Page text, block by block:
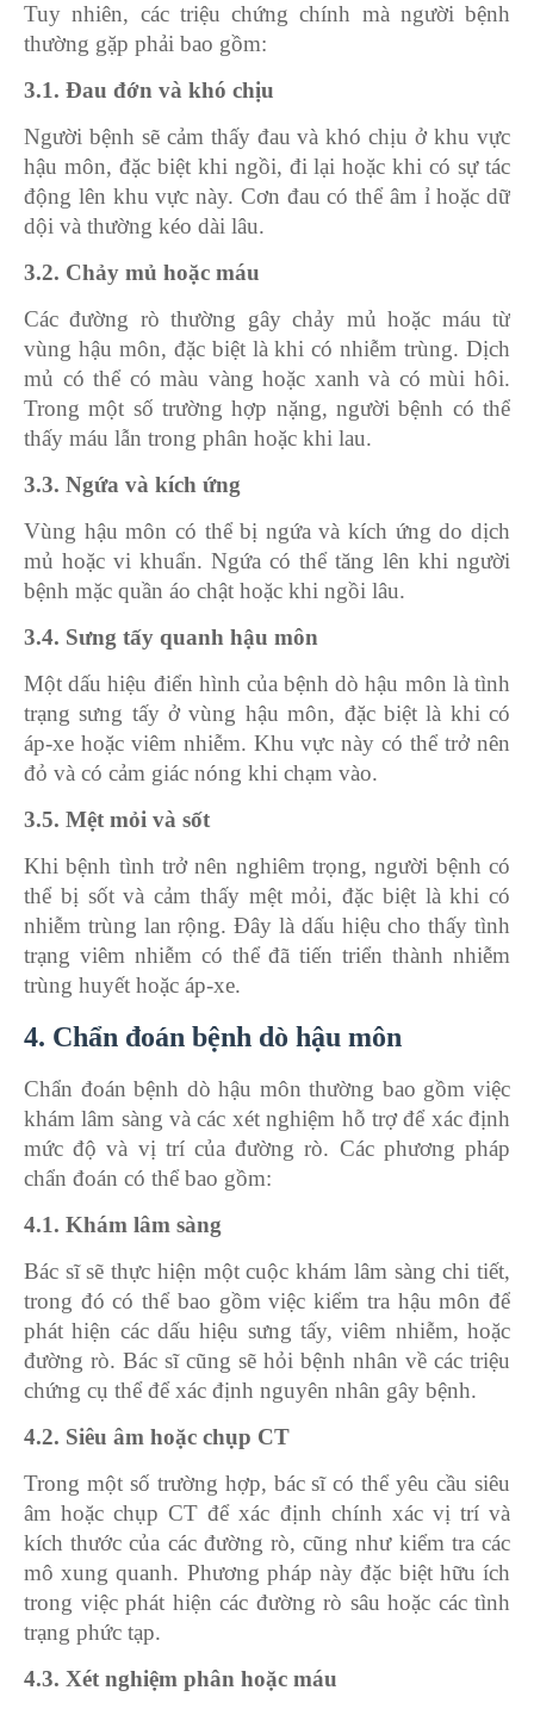
Tuy nhiên, các triệu chứng chính mà người bệnh
thường gặp phải bao gồm:
3.1. Đau đớn và khó chịu
Người bệnh sẽ cảm thấy đau và khó chịu ở khu vực
hậu môn, đặc biệt khi ngồi, đi lại hoặc khi có sự tác
động lên khu vực này. Cơn đau có thể âm ỉ hoặc dữ
dội và thường kéo dài lâu.
3.2. Chảy mủ hoặc máu
Các đường rò thường gây chảy mủ hoặc máu từ
vùng hậu môn, đặc biệt là khi có nhiễm trùng. Dịch
mủ có thể có màu vàng hoặc xanh và có mùi hôi.
Trong một số trường hợp nặng, người bệnh có thể
thấy máu lẫn trong phân hoặc khi lau.
3.3. Ngứa và kích ứng
Vùng hậu môn có thể bị ngứa và kích ứng do dịch
mủ hoặc vi khuẩn. Ngứa có thể tăng lên khi người
bệnh mặc quần áo chật hoặc khi ngồi lâu.
3.4. Sưng tấy quanh hậu môn
Một dấu hiệu điển hình của bệnh dò hậu môn là tình
trạng sưng tấy ở vùng hậu môn, đặc biệt là khi có
áp-xe hoặc viêm nhiễm. Khu vực này có thể trở nên
đỏ và có cảm giác nóng khi chạm vào.
3.5. Mệt mỏi và sốt
Khi bệnh tình trở nên nghiêm trọng, người bệnh có
thể bị sốt và cảm thấy mệt mỏi, đặc biệt là khi có
nhiễm trùng lan rộng. Đây là dấu hiệu cho thấy tình
trạng viêm nhiễm có thể đã tiến triển thành nhiễm
trùng huyết hoặc áp-xe.
4. Chẩn đoán bệnh dò hậu môn
Chẩn đoán bệnh dò hậu môn thường bao gồm việc
khám lâm sàng và các xét nghiệm hỗ trợ để xác định
mức độ và vị trí của đường rò. Các phương pháp
chẩn đoán có thể bao gồm:
4.1. Khám lâm sàng
Bác sĩ sẽ thực hiện một cuộc khám lâm sàng chi tiết,
trong đó có thể bao gồm việc kiểm tra hậu môn để
phát hiện các dấu hiệu sưng tấy, viêm nhiễm, hoặc
đường rò. Bác sĩ cũng sẽ hỏi bệnh nhân về các triệu
chứng cụ thể để xác định nguyên nhân gây bệnh.
4.2. Siêu âm hoặc chụp CT
Trong một số trường hợp, bác sĩ có thể yêu cầu siêu
âm hoặc chụp CT để xác định chính xác vị trí và
kích thước của các đường rò, cũng như kiểm tra các
mô xung quanh. Phương pháp này đặc biệt hữu ích
trong việc phát hiện các đường rò sâu hoặc các tình
trạng phức tạp.
4.3. Xét nghiệm phân hoặc máu